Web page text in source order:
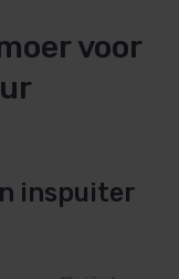
voor
inspuiter